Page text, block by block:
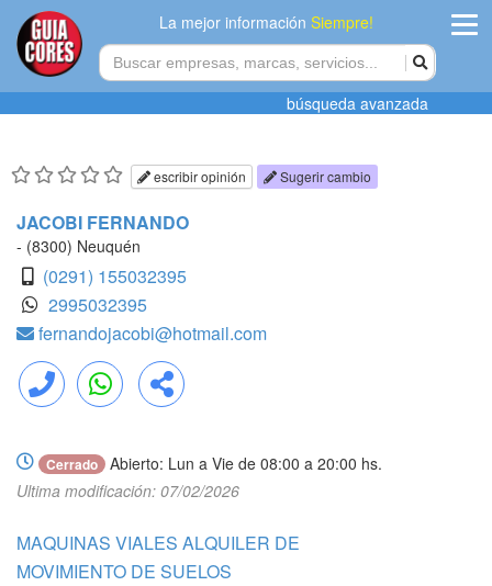
La mejor informaciónSiempre!
Agregar
búsqueda avanzada
escribir opinión Sugerir cambio
JACOBI FERNANDO
- (8300) Neuquén
(0291) 155032395
2995032395
fernandojacobi@hotmail.com
Llamar WhatsApp Compartir
Cerrado
Abierto: Lun a Vie de 08:00 a 20:00 hs.
Ultima modificación: 07/02/2026
MAQUINAS VIALES ALQUILER DE
MOVIMIENTO DE SUELOS